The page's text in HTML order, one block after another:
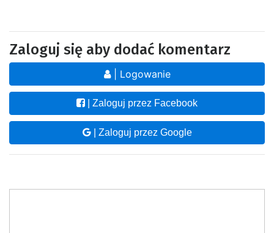
Zaloguj się aby dodać komentarz
| Logowanie
| Zaloguj przez Facebook
| Zaloguj przez Google